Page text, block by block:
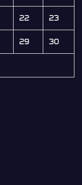
22 23
29 30